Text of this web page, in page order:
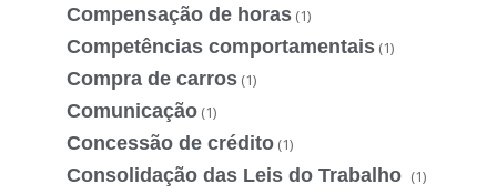
Compensação de horas (1)
Competências comportamentais (1)
Compra de carros (1)
Comunicação (1)
Concessão de crédito (1)
Consolidação das Leis do Trabalho (1)